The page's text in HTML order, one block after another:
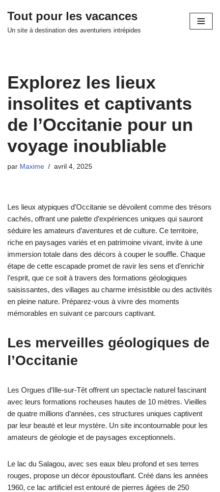
Aller
Tout pour les vacances
Un site à destination des aventuriers intrépides
Explorez les lieux
insolites et captivants
de l’Occitanie pour un
voyage inoubliable
par Maxime avril 4, 2025
Les lieux atypiques d’Occitanie se dévoilent comme des trésors
cachés, offrant une palette d’expériences uniques qui sauront
séduire les amateurs d’aventures et de culture. Ce territoire,
riche en paysages variés et en patrimoine vivant, invite à une
immersion totale dans des décors à couper le souffle. Chaque
étape de cette escapade promet de ravir les sens et d’enrichir
l’esprit, que ce soit à travers des formations géologiques
saisissantes, des villages au charme irrésistible ou des activités
en pleine nature. Préparez-vous à vivre des moments
mémorables en suivant ce parcours captivant.
Les merveilles géologiques de
l’Occitanie
Les Orgues d’Ille-sur-Têt offrent un spectacle naturel fascinant
avec leurs formations rocheuses hautes de 10 mètres. Vieilles
de quatre millions d’années, ces structures uniques captivent
par leur beauté et leur mystère. Un site incontournable pour les
amateurs de géologie et de paysages exceptionnels.
Le lac du Salagou, avec ses eaux bleu profond et ses terres
rouges, propose un décor époustouflant. Créé dans les années
1960, ce lac artificiel est entouré de pierres âgées de 250